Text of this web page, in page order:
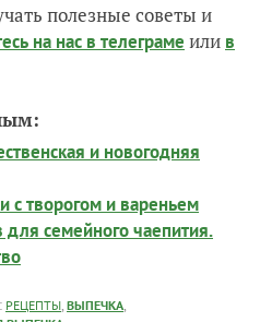
полезные советы и
на нас в телеграме или в
и новогодняя
с творогом и вареньем
семейного чаепития.
РЕЦЕПТЫ, ВЫПЕЧКА,